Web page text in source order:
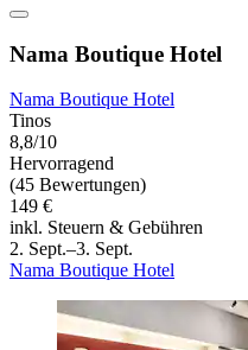
Nama Boutique Hotel
Nama Boutique Hotel
Tinos
8,8/10
Hervorragend
(45 Bewertungen)
149 €
inkl. Steuern & Gebühren
2. Sept.–3. Sept.
Nama Boutique Hotel